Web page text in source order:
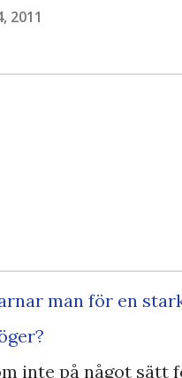
2011
man för en
inte på något sätt